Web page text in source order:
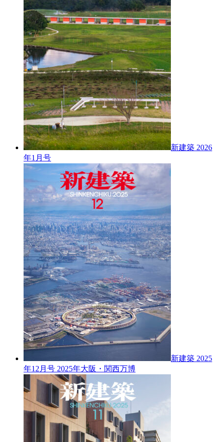
新建築 2026
年1月号
新建築 2025
年12月号 2025年大阪・関西万博